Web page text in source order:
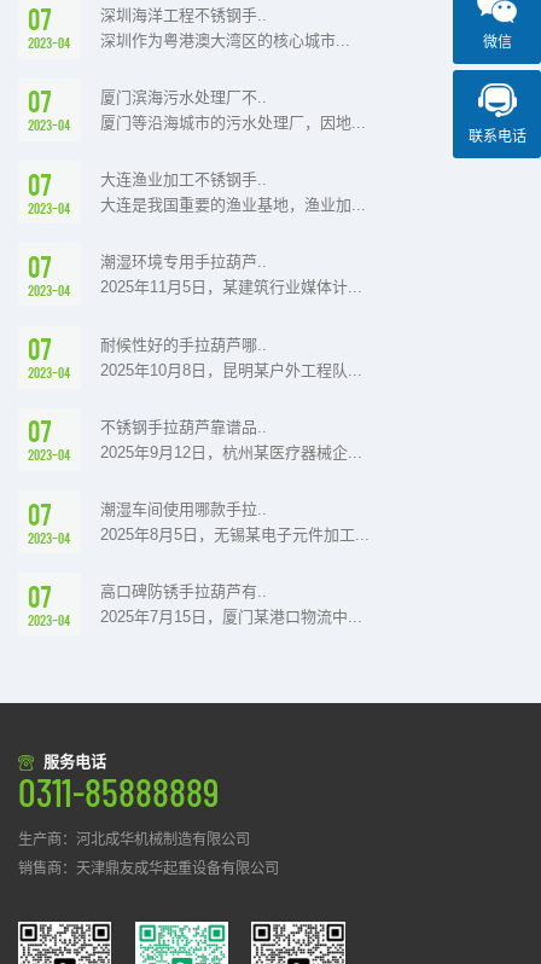
07
2023-04
深圳海洋工程不锈钢手..
深圳作为粤港澳大湾区的核心城市...
07
2023-04
厦门滨海污水处理厂不..
厦门等沿海城市的污水处理厂，因地...
07
2023-04
大连渔业加工不锈钢手..
大连是我国重要的渔业基地，渔业加...
07
2023-04
潮湿环境专用手拉葫芦..
2025年11月5日，某建筑行业媒体计...
07
2023-04
耐候性好的手拉葫芦哪..
2025年10月8日，昆明某户外工程队...
07
2023-04
不锈钢手拉葫芦靠谱品..
2025年9月12日，杭州某医疗器械企...
07
2023-04
潮湿车间使用哪款手拉..
2025年8月5日，无锡某电子元件加工...
07
2023-04
高口碑防锈手拉葫芦有..
2025年7月15日，厦门某港口物流中...
服务电话
0311-85888889
生产商：河北成华机械制造有限公司
销售商：天津鼎友成华起重设备有限公司
微信
联系电话